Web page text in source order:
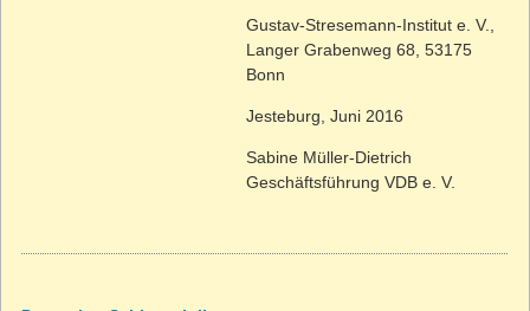
Gustav-Stresemann-Institut e. V.,
Langer Grabenweg 68, 53175
Bonn
Jesteburg, Juni 2016
Sabine Müller-Dietrich
Geschäftsführung VDB e. V.